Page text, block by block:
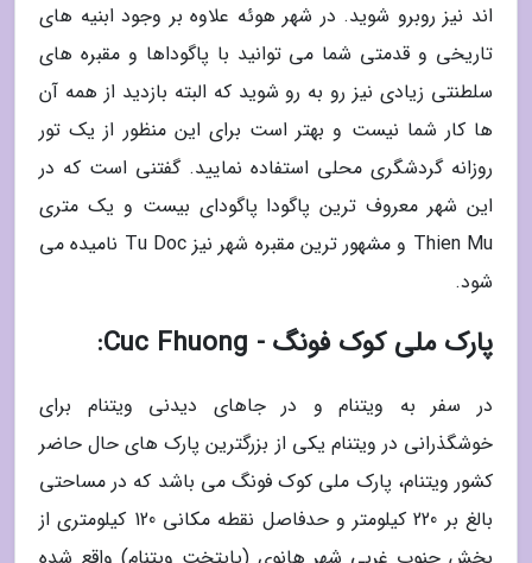
اند نیز روبرو شوید. در شهر هوئه علاوه بر وجود ابنیه های
تاریخی و قدمتی شما می توانید با پاگوداها و مقبره های
سلطنتی زیادی نیز رو به رو شوید که البته بازدید از همه آن
ها کار شما نیست و بهتر است برای این منظور از یک تور
روزانه گردشگری محلی استفاده نمایید. گفتنی است که در
این شهر معروف ترین پاگودا پاگودای بیست و یک متری
Thien Mu و مشهور ترین مقبره شهر نیز Tu Doc نامیده می
شود.
پارک ملی کوک فونگ - Cuc Fhuong:
در سفر به ویتنام و در جاهای دیدنی ویتنام برای
خوشگذرانی در ویتنام یکی از بزرگترین پارک های حال حاضر
کشور ویتنام، پارک ملی کوک فونگ می باشد که در مساحتی
بالغ بر 220 کیلومتر و حدفاصل نقطه مکانی 120 کیلومتری از